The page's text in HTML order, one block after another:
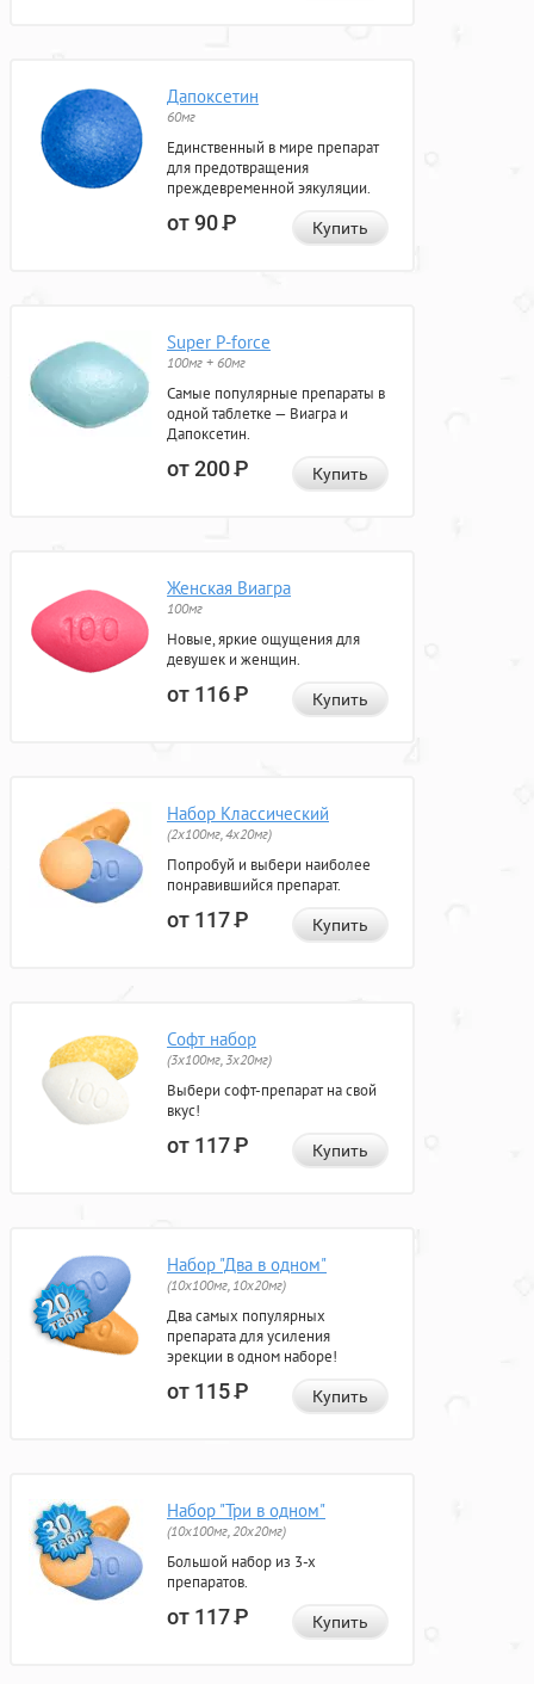
Дапоксетин
60мг
Единственный в мире препарат
для предотвращения
преждевременной эякуляции.
от 90Р Купить
Super P-force
100мг + 60мг
Самые популярные препараты в
одной таблетке — Виагра и
Дапоксетин.
от 200Р Купить
Женская Виагра
100мг
Новые, яркие ощущения для
девушек и женщин.
от 116Р Купить
Набор Классический
(2x100мг, 4x20мг)
Попробуй и выбери наиболее
понравившийся препарат.
от 117Р Купить
Софт набор
(3x100мг, 3x20мг)
Выбери софт-препарат на свой
вкус!
от 117Р Купить
Набор "Два в одном"
(10x100мг, 10x20мг)
Два самых популярных
препарата для усиления
эрекции в одном наборе!
от 115Р Купить
Набор "Три в одном"
(10x100мг, 20x20мг)
Большой набор из 3-х
препаратов.
от 117Р Купить